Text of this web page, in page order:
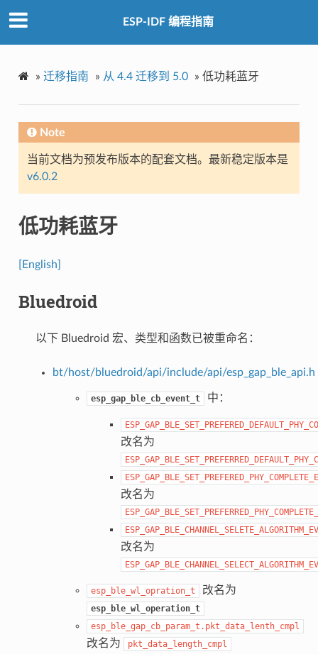
ESP-IDF 编程指南
» 迁移指南 » 从 4.4 迁移到 5.0 » 低功耗蓝牙
Note
当前文档为预发布版本的配套文档。最新稳定版本是
v6.0.2
低功耗蓝牙
[English]
Bluedroid
以下 Bluedroid 宏、类型和函数已被重命名：
bt/host/bluedroid/api/include/api/esp_gap_ble_api.h
esp_gap_ble_cb_event_t 中：
改名为
改名为
改名为
esp_ble_wl_opration_t 改名为
esp_ble_wl_operation_t
esp_ble_gap_cb_param_t.pkt_data_lenth_cmpl
改名为
pkt_data_length_cmpl